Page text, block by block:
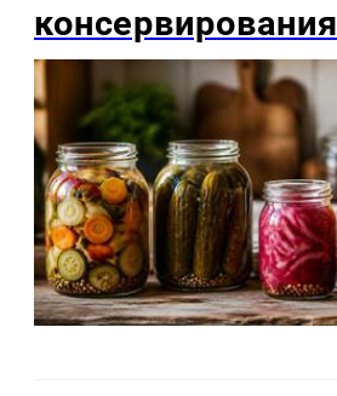
консервирования